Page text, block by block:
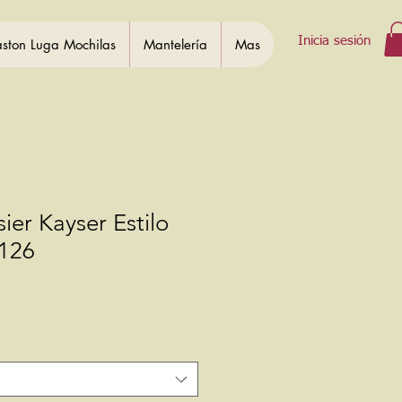
Luga Mochilas Mantelería Mas Inicia sesión
Kayser Estilo
Precio